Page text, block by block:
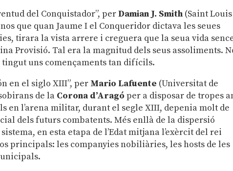
del Conquistador”, perDamian J. Smith (Saint Louis
que quan Jaume I el Conqueridor dictava les seues
tirara la vista arrere i creguera que la seua vida
Provisió. Tal era la magnitud dels seus assoliments.
uns començaments tan difícils.
en el siglo XIII”, per Mario Lafuente (Universitat de
de la Corona d’Aragó per a disposar de tropes
en l’arena militar, durant el segle XIII, depenia molt de
dels futurs combatents. Més enllà de la dispersió
en esta etapa de l’Edat mitjana l’exèrcit del rei
principals: les companyies nobiliàries, les hosts de les